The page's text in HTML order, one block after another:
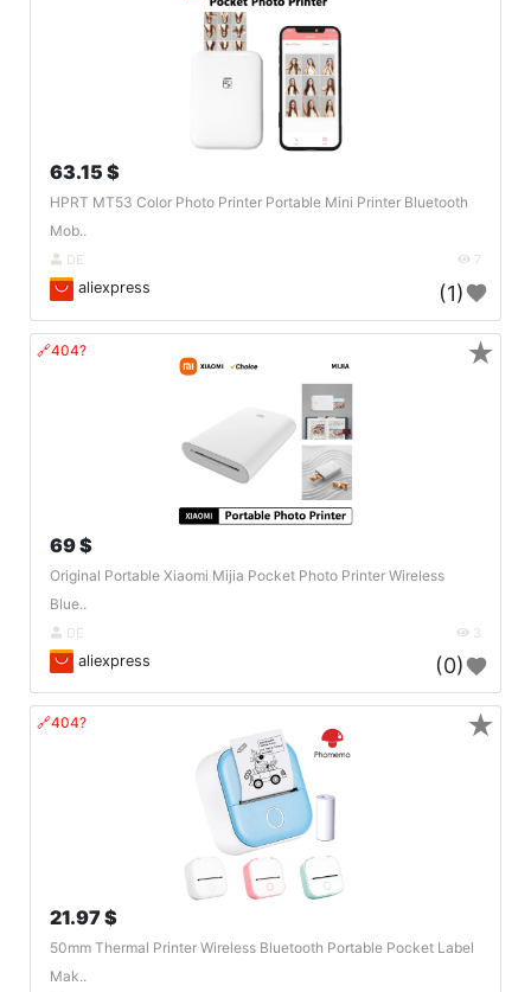
63.15 $
HPRT MT53 Color Photo Printer Portable Mini Printer Bluetooth
Mob..
DE 7
aliexpress (1)
🔗404?
69 $
Original Portable Xiaomi Mijia Pocket Photo Printer Wireless
Blue..
DE 3
aliexpress (0)
★
🔗404?
21.97 $
50mm Thermal Printer Wireless Bluetooth Portable Pocket Label
Mak..
★